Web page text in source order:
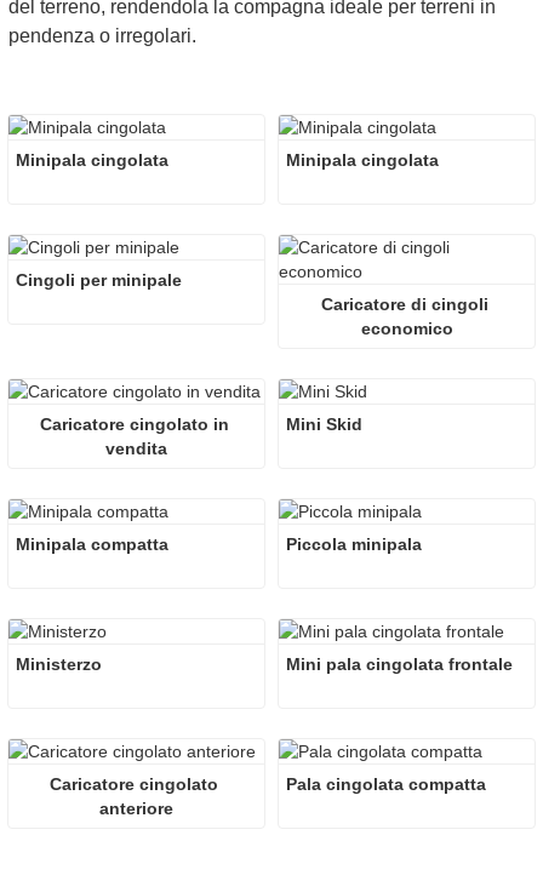
del terreno, rendendola la compagna ideale per terreni in
pendenza o irregolari.
Minipala cingolata Minipala cingolata
Cingoli per minipale
Caricatore di cingoli
economico
Caricatore cingolato in
vendita
Mini Skid
Minipala compatta Piccola minipala
Ministerzo Mini pala cingolata frontale
Caricatore cingolato
anteriore
Pala cingolata compatta